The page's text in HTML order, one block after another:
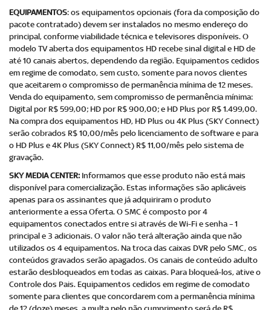
EQUIPAMENTOS: os equipamentos opcionais (fora da composição do
pacote contratado) devem ser instalados no mesmo endereço do
principal, conforme viabilidade técnica e televisores disponíveis. O
modelo TV aberta dos equipamentos HD recebe sinal digital e HD de
até 10 canais abertos, dependendo da região. Equipamentos cedidos
em regime de comodato, sem custo, somente para novos clientes
que aceitarem o compromisso de permanência mínima de 12 meses.
Venda do equipamento, sem compromisso de permanência mínima:
Digital por R$ 599,00; HD por R$ 900,00; e HD Plus por R$ 1.499,00.
Na compra dos equipamentos HD, HD Plus ou 4K Plus (SKY Connect)
serão cobrados R$ 10,00/mês pelo licenciamento de software e para
o HD Plus e 4K Plus (SKY Connect) R$ 11,00/mês pelo sistema de
gravação.
SKY MEDIA CENTER: Informamos que esse produto não está mais
disponível para comercialização. Estas informações são aplicáveis
apenas para os assinantes que já adquiriram o produto
anteriormente a essa Oferta. O SMC é composto por 4
equipamentos conectados entre si através de Wi-Fi e senha – 1
principal e 3 adicionais. O valor não terá alteração ainda que não
utilizados os 4 equipamentos. Na troca das caixas DVR pelo SMC, os
conteúdos gravados serão apagados. Os canais de conteúdo adulto
estarão desbloqueados em todas as caixas. Para bloqueá-los, ative o
Controle dos Pais. Equipamentos cedidos em regime de comodato
somente para clientes que concordarem com a permanência mínima